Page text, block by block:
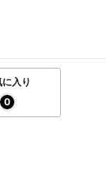
に入り
0